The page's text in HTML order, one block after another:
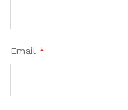
Email *